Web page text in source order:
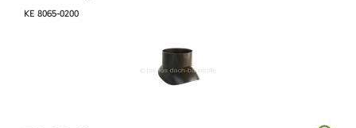
KE 8065-0200